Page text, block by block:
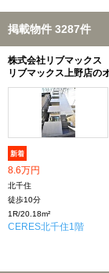
掲載物件 3287件
株式会社リブマックス
リブマックス上野店の
新着
8.6万円
北千住
徒歩10分
1R/20.18m²
CERES北千住1階